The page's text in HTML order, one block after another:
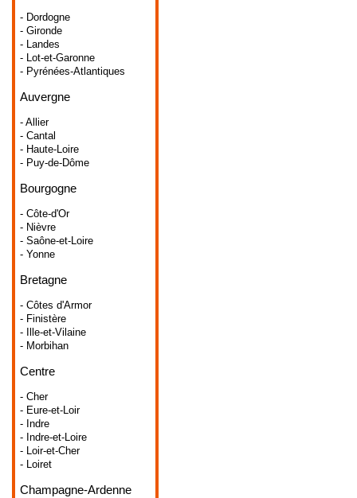
- Dordogne
- Gironde
- Landes
- Lot-et-Garonne
- Pyrénées-Atlantiques
Auvergne
- Allier
- Cantal
- Haute-Loire
- Puy-de-Dôme
Bourgogne
- Côte-d'Or
- Nièvre
- Saône-et-Loire
- Yonne
Bretagne
- Côtes d'Armor
- Finistère
- Ille-et-Vilaine
- Morbihan
Centre
- Cher
- Eure-et-Loir
- Indre
- Indre-et-Loire
- Loir-et-Cher
- Loiret
Champagne-Ardenne